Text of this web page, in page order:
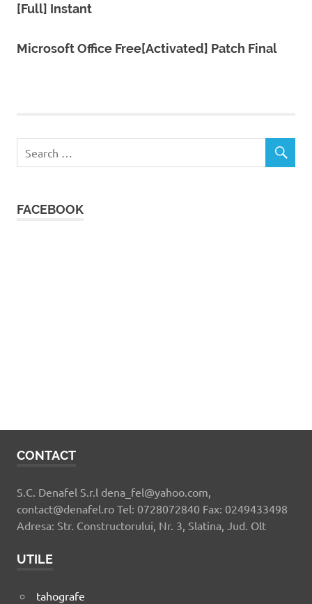
[Full] Instant
Microsoft Office Free[Activated] Patch Final
FACEBOOK
CONTACT
S.C. Denafel S.r.l dena_fel@yahoo.com,
contact@denafel.ro Tel: 0728072840 Fax: 0249433498
Adresa: Str. Constructorului, Nr. 3, Slatina, Jud. Olt
UTILE
tahografe